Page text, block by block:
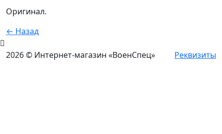
Оригинал.
← Назад
2026 © Интернет-магазин «ВоенСпец» Реквизиты